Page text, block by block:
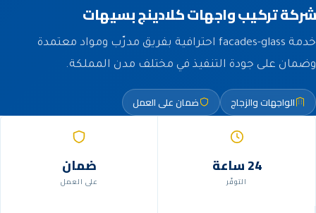
شركة تركيب واجهات كلادينج بسيهات
خدمة facades-glass احترافية بفريق مدرّب ومواد معتمدة
وضمان على جودة التنفيذ في مختلف مدن المملكة.
الواجهات والزجاج ضمان على العمل
24 ساعة
التوفّر
ضمان
على العمل